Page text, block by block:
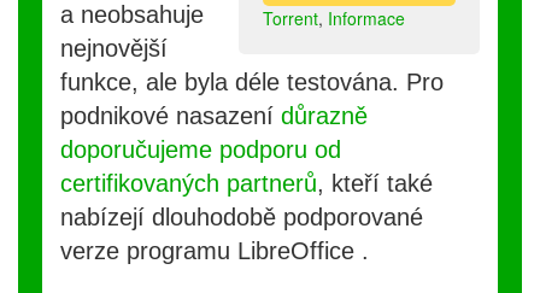
Torrent, Informace
a neobsahuje
nejnovější
funkce, ale byla déle testována. Pro
podnikové nasazení důrazně
doporučujeme podporu od
certifikovaných partnerů, kteří také
nabízejí dlouhodobě podporované
verze programu LibreOffice .